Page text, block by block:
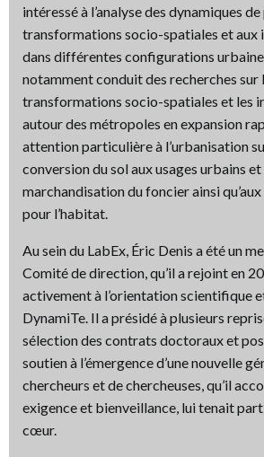
intéressé à l’analyse des dynamiques
transformations socio-spatiales et aux
dans différentes configurations
notamment conduit des recherches sur
transformations socio-spatiales et les
autour des métropoles en expansion
attention particulière à l’urbanisation
conversion du sol aux usages urbains et
marchandisation du foncier ainsi
pour l’habitat.
Au sein du LabEx, Éric Denis a été un
Comité de direction, qu’il a rejoint en
activement à l’orientation scientifique
DynamiTe. Il a présidé à plusieurs
sélection des contrats doctoraux et
soutien à l’émergence d’une nouvelle
chercheurs et de chercheuses, qu’il
exigence et bienveillance, lui tenait
cœur.